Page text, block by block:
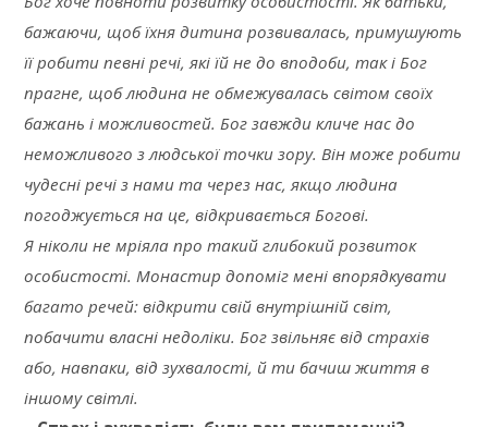
бажаючи, щоб їхня дитина розвивалась, примушують
її робити певні речі, які їй не до вподоби, так і Бог
прагне, щоб людина не обмежувалась світом своїх
бажань і можливостей. Бог завжди кличе нас до
неможливого з людської точки зору. Він може робити
чудесні речі з нами та через нас, якщо людина
погоджується на це, відкривається Богові.
Я ніколи не мріяла про такий глибокий розвиток
особистості. Монастир допоміг мені впорядкувати
багато речей: відкрити свій внутрішній світ,
побачити власні недоліки. Бог звільняє від страхів
або, навпаки, від зухвалості, й ти бачиш життя в
іншому світлі.